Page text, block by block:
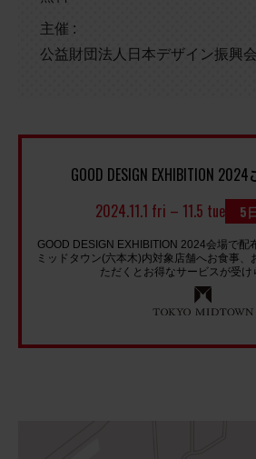
主催 :
公益財団法人日本デザイン振興会
GOOD DESIGN EXHIBITION 2024
2024.11.1 fri – 11.5 tue 5
GOOD DESIGN EXHIBITION 2024会場で配
ミッドタウン(六本木)内対象店舗へお食事、
ただくとお得なサービスが受け